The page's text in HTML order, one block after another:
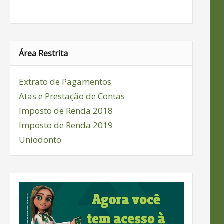
Área Restrita
Extrato de Pagamentos
Atas e Prestação de Contas
Imposto de Renda 2018
Imposto de Renda 2019
Uniodonto